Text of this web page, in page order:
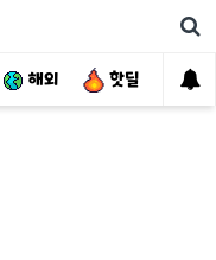
해외 핫딜 자